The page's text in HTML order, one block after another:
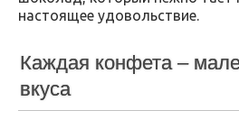
настоящее удовольствие.
Каждая конфета –
вкуса